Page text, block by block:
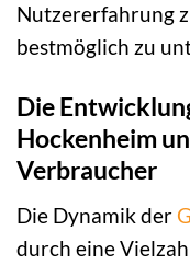
Nutzererfahrung
bestmöglich zu
Die
Hockenheim
Verbraucher
Die Dynamik der
durch eine